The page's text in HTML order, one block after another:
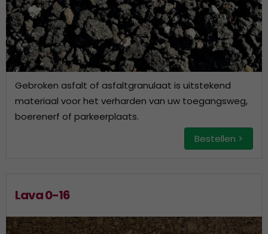
Gebroken asfalt of asfaltgranulaat is uitstekend
materiaal voor het verharden van uw toegangsweg,
boerenerf of parkeerplaats.
Bestellen >
Lava 0-16